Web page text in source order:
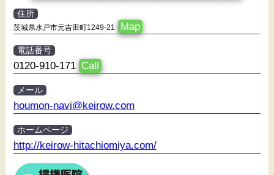
住所
茨城県水戸市元吉田町1249-21 Map
電話番号
0120-910-171 Call
メール
houmon-navi@keirow.com
ホームページ
http://keirow-hitachiomiya.com/